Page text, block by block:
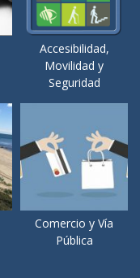
Accesibilidad,
Movilidad y
Seguridad
Comercio y Vía
Pública